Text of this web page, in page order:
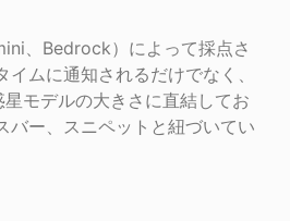
、Bedrock）によって採点さ
ムに通知されるだけでなく、
モデルの大きさに直結してお
バー、スニペットと紐づいてい